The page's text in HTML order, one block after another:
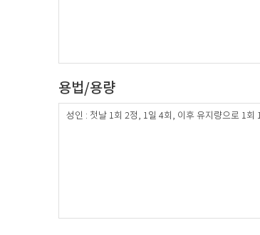
용법/용량
성인 : 첫날 1회 2정, 1일 4회, 이후 유지량으로 1회